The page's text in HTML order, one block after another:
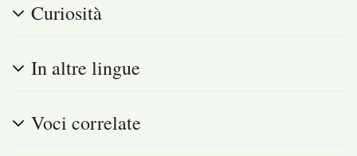
Curiosità
In altre lingue
Voci correlate